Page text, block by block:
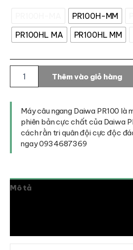
PR100H-MM
PR100HL MA
PR100HL MM
ngang
Daiwa
PR100
2022
lượng
Thêm vào giỏ hàng
Máy câu ngang Daiwa PR100 là
phiên bản cực chất của Daiwa
cách rằn tri quân đội cực độc
ngay 0934687369
Mô tả